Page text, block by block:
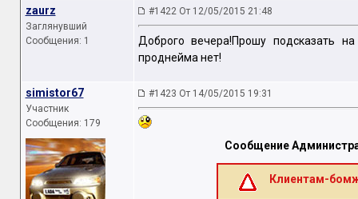
zaurz
Заглянувший
Сообщения: 1
#1422 От 12/05/2015 21:48
Доброго вечера!Прошу подсказать
проднейма нет!
simistor67
Участник
Сообщения: 179
#1423 От 14/05/2015 19:31
Сообщение
Клиентам-